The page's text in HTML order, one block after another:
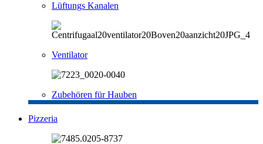
Lüftungs Kanalen
Ventilator
Zubehören für Hauben
Pizzeria